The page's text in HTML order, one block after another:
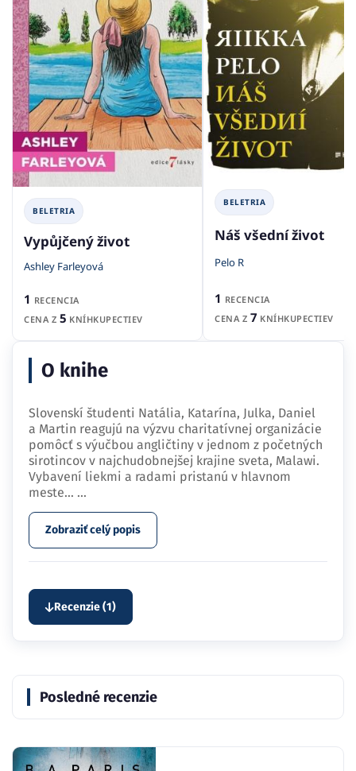
BELETRIA
Vypůjčený život
Ashley Farleyová
1 RECENCIA
CENA Z 5 KNÍHKUPECTIEV
BELETRIA
Náš všední život
Pelo R
1 RECENCIA
CENA Z 7 KNÍHKUPECTIEV
O knihe
Slovenskí študenti Natália, Katarína, Julka, Daniel
a Martin reagujú na výzvu charitatívnej organizácie
pomôcť s výučbou angličtiny v jednom z početných
sirotincov v najchudobnejšej krajine sveta, Malawi.
Vybavení liekmi a radami pristanú v hlavnom
meste… ...
Zobraziť celý popis
Recenzie (1)
Posledné recenzie